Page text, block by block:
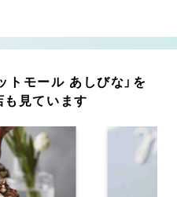
トモール あしびな」を
も見ています